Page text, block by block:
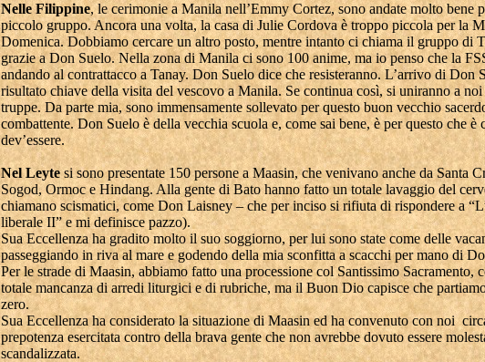
Nelle Filippine, le cerimonie a Manila nell’Emmy Cortez, sono andate molto bene
piccolo gruppo. Ancora una volta, la casa di Julie Cordova è troppo piccola per la
Domenica. Dobbiamo cercare un altro posto, mentre intanto ci chiama il gruppo di
grazie a Don Suelo. Nella zona di Manila ci sono 100 anime, ma io penso che la
andando al contrattacco a Tanay. Don Suelo dice che resisteranno. L’arrivo di Don
risultato chiave della visita del vescovo a Manila. Se continua così, si uniranno a noi
truppe. Da parte mia, sono immensamente sollevato per questo buon vecchio
combattente. Don Suelo è della vecchia scuola e, come sai bene, è per questo che è
dev’essere.
Nel Leytesi sono presentate 150 persone a Maasin, che venivano anche da Santa
Sogod, Ormoc e Hindang. Alla gente di Bato hanno fatto un totale lavaggio del
chiamano scismatici, come Don Laisney – che per inciso si rifiuta di rispondere a
liberale II” e mi definisce pazzo).
Sua Eccellenza ha gradito molto il suo soggiorno, per lui sono state come delle
passeggiando in riva al mare e godendo della mia sconfitta a scacchi per mano di
Per le strade di Maasin, abbiamo fatto una processione col Santissimo Sacramento,
totale mancanza di arredi liturgici e di rubriche, ma il Buon Dio capisce che
zero.
Sua Eccellenza ha considerato la situazione di Maasin ed ha convenuto con noi
prepotenza esercitata contro della brava gente che non avrebbe dovuto essere
scandalizzata.